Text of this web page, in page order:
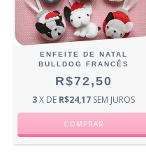
ENFEITE DE NATAL
BULLDOG FRANCÊS
R$72,50
3X DE R$24,17 SEM JUROS